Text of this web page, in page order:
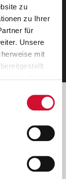
zu
zu Ihrer
für
Unsere
mit
so stimmen
Sie können
widerrufen,
und diese
AWO
Unterfranken